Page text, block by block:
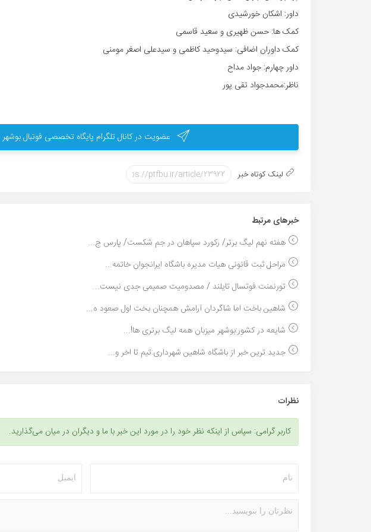
داور: اشکان خورشیدی
کمک ها: حسن ظهیری و سعید قاسمی
کمک داوران اضافی: سیدوحید کاظمی و سیدعلی اصغر مومنی
داور چهارم: جواد مداح
ناظر:محمدجواد تقی پور
عضویت در کانال تلگرام پایگاه تخصصی فوتبال بوشهر
لینک کوتاه خبر
خبر‌های مرتبط
هفته نهم لیگ برتر/ رکورد سپاهان در جم شکست/ پارس ج...
مراحل ثبت قانونی هیات مدیره باشگاه ایرانجوان خاتمه...
تورنمنت فوتسال تایلند / مصدومیت صمیمی جدی نیست...
شاهین باخت اما شاگردان آرامش همچنان بخت اول صعود ه...
شایعه در کشور:بوشهر میزبان همه لیگ برتری ها!...
جدید ترین خبر از باشگاه شاهین شهرداری:تیم تا اخر و...
نظرات
کاربر گرامی: سپاس از اینکه نظر خود را در مورد این خبر با ما و دیگران در میان می‌گذارید.